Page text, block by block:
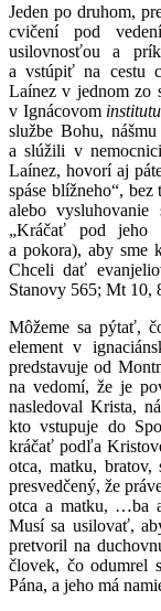
Jeden po druhom,
cvičení pod
usilovnosťou a
a vstúpiť na cestu
Laínez v jednom zo
v Ignácovom
službe Bohu,
a slúžili v
Laínez, hovorí aj
spáse blížneho“,
alebo
„Kráčať pod jeho
a pokora), aby sme
Chceli dať
Stanovy 565; Mt 10,
Môžeme sa pýtať,
element v
predstavuje od
na vedomí, že je
nasledoval Krista,
kto vstupuje do
kráčať podľa
otca, matku,
presvedčený, že
otca a matku, …ba
Musí sa usilovať,
pretvoril na
človek, čo odumrel
Pána, a jeho má